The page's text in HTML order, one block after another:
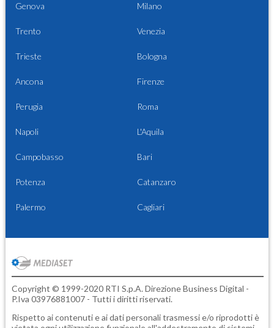
Genova Milano
Trento Venezia
Trieste Bologna
Ancona Firenze
Perugia Roma
Napoli L'Aquila
Campobasso Bari
Potenza Catanzaro
Palermo Cagliari
Copyright © 1999-2020 RTI S.p.A. Direzione Business Digital -
P.Iva 03976881007 - Tutti i diritti riservati.
Rispetto ai contenuti e ai dati personali trasmessi e/o riprodotti è